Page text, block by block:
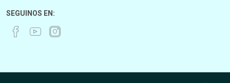
SEGUINOS EN: